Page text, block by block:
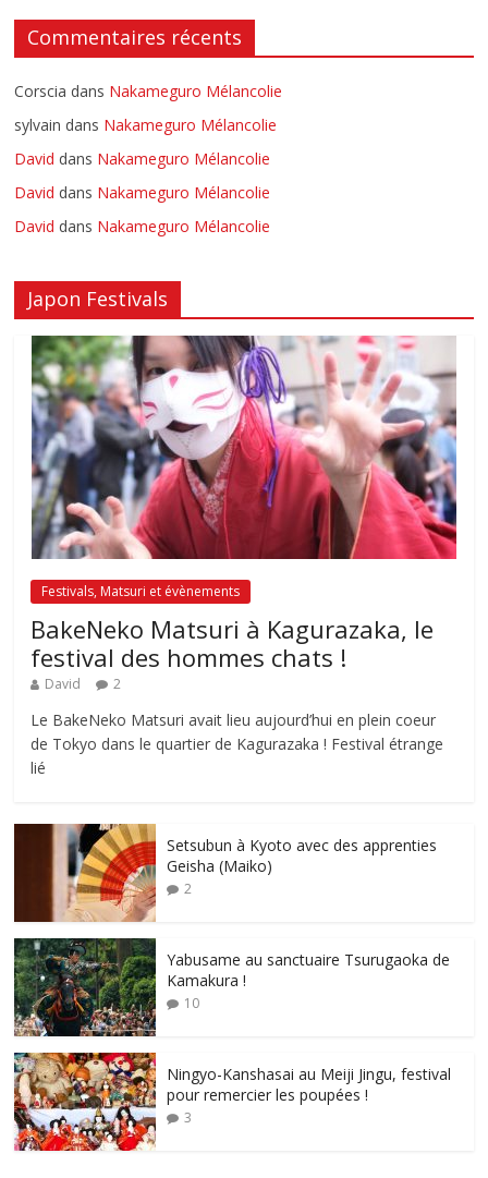
Commentaires récents
Corscia dans Nakameguro Mélancolie
sylvain dans Nakameguro Mélancolie
David dans Nakameguro Mélancolie
David dans Nakameguro Mélancolie
David dans Nakameguro Mélancolie
Japon Festivals
Festivals, Matsuri et évènements
BakeNeko Matsuri à Kagurazaka, le
festival des hommes chats !
David 2
Le BakeNeko Matsuri avait lieu aujourd’hui en plein coeur
de Tokyo dans le quartier de Kagurazaka ! Festival étrange
lié
Setsubun à Kyoto avec des apprenties
Geisha (Maiko)
2
Yabusame au sanctuaire Tsurugaoka de
Kamakura !
10
Ningyo-Kanshasai au Meiji Jingu, festival
pour remercier les poupées !
3